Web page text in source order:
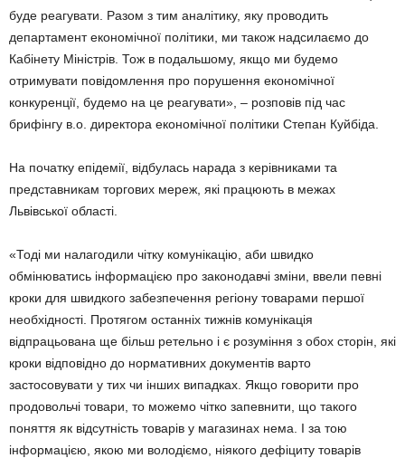
буде реагувати. Разом з тим аналітику, яку проводить
департамент економічної політики, ми також надсилаємо до
Кабінету Міністрів. Тож в подальшому, якщо ми будемо
отримувати повідомлення про порушення економічної
конкуренції, будемо на це реагувати», – розповів під час
брифінгу в.о. директора економічної політики Степан Куйбіда.
На початку епідемії, відбулась нарада з керівниками та
представникам торгових мереж, які працюють в межах
Львівської області.
«Тоді ми налагодили чітку комунікацію, аби швидко
обмінюватись інформацією про законодавчі зміни, ввели певні
кроки для швидкого забезпечення регіону товарами першої
необхідності. Протягом останніх тижнів комунікація
відпрацьована ще більш ретельно і є розуміння з обох сторін, які
кроки відповідно до нормативних документів варто
застосовувати у тих чи інших випадках. Якщо говорити про
продовольчі товари, то можемо чітко запевнити, що такого
поняття як відсутність товарів у магазинах нема. І за тою
інформацією, якою ми володіємо, ніякого дефіциту товарів